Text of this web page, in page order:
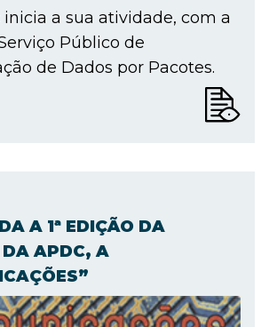
inicia a sua atividade, com a
Público de
de Dados por Pacotes.
A 1ª EDIÇÃO DA
DA APDC, A